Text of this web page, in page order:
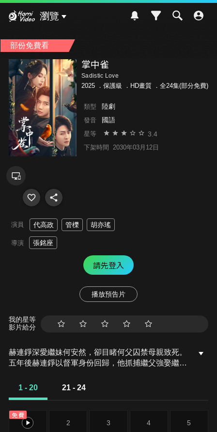
瀏覽
部份免費看
掌中雀
Sadistic Love
2025 ． 保護級 ．HD畫質 ．全24集(部分免費)
類型 陸劇
發音 國語
星等 3.4
下架時間 2030年03月12日
演員 代高政 管櫟 胡亦瑤
導演 張銘座
請先登入
播放預告片
我的星等
影片給分
赫連錚深愛繼妹何安然，卻目睹何父囚禁母親致死。
五年後赫連錚以督軍身份回歸，他抓捕繼父強娶繼妹
連錚而瘸了一條腿，多年後重聚，陌雨棠絕美戲妝下
是要向弟弟解釋，自己也找了他許多年，可現在再也
找不回來了。
1 - 20 21 - 24
免費
1 2 3 4 5